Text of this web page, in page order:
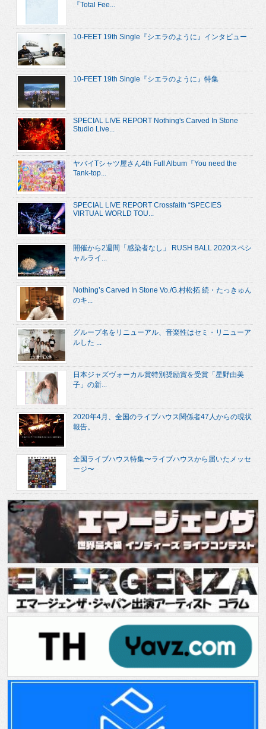
『Total Fee...
10-FEET 19th Single『シエラのように』インタビュー
10-FEET 19th Single『シエラのように』特集
SPECIAL LIVE REPORT Nothing's Carved In Stone
Studio Live...
ヤバイTシャツ屋さん4th Full Album『You need the
Tank-top...
SPECIAL LIVE REPORT Crossfaith “SPECIES
VIRTUAL WORLD TOU...
開催から2週間「感染者なし」 RUSH BALL 2020スペシ
ャルライ...
Nothing’s Carved In Stone Vo./G.村松拓 続・たっきゅん
のキ...
グループ名をリニューアル、音楽性はセミ・リニューア
ルした ...
日本ジャズヴォーカル賞特別奨励賞を受賞「星野由美
子」の新...
2020年4月、全国のライブハウス関係者47人からの現状
報告。
全国ライブハウス特集〜ライブハウスから届いたメッセ
ージ〜